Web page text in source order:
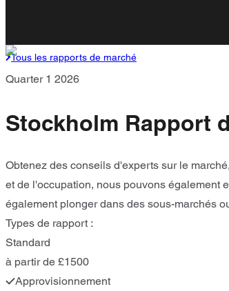
Tous les rapports de marché
Quarter 1 2026
Stockholm Rapport
Obtenez des conseils d'experts sur le
et de l'occupation, nous pouvons également
également plonger dans des sous-marchés
Types de rapport :
Standard
à partir de £1500
Approvisionnement